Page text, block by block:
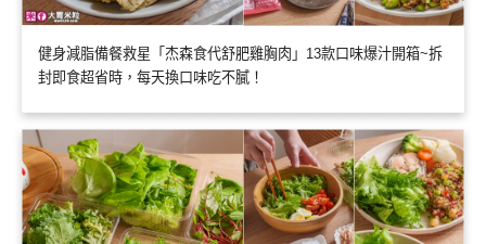
健身減脂備餐救星「杰森食代舒肥雞胸肉」13款口味爆汁開箱~拆
封即食超省時，每天換口味吃不膩！